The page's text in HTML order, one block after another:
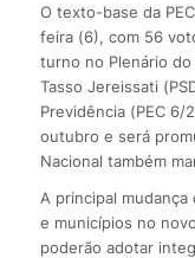
O texto-base da
feira (6), com 56
turno no Plenário
Tasso Jereissati
Previdência (PEC 6/
outubro e será
Nacional também
A principal mudança
e municípios no
poderão adotar